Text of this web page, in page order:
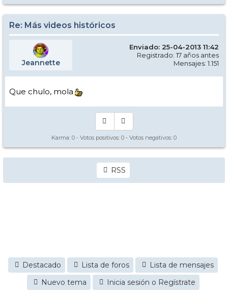
Re: Más videos históricos
Jeannette
Enviado: 25-04-2013 11:42
Registrado: 17 años antes
Mensajes: 1.151
Que chulo, mola
Karma: 0 - Votos positivos: 0 - Votos negativos: 0
RSS
Destacado Lista de foros
Lista de mensajes
Nuevo tema
Inicia sesión o Regístrate